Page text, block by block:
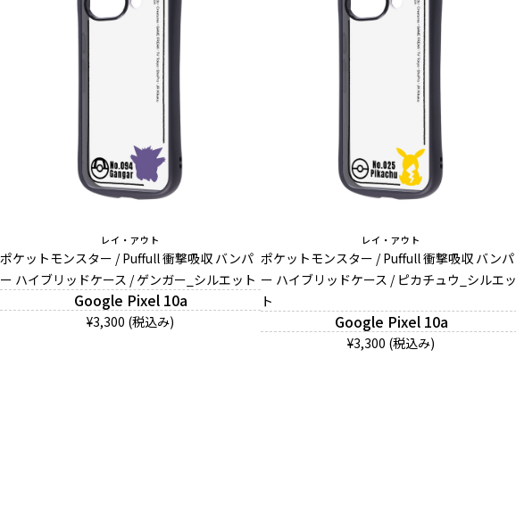
レイ・アウト
ポケットモンスター / Puffull 衝撃吸収 バンパ
ー ハイブリッドケース / ゲンガー_シルエット
Google Pixel 10a
¥3,300 (税込み)
レイ・アウト
ポケットモンスター / Puffull 衝撃吸収 バンパ
ー ハイブリッドケース / ピカチュウ_シルエッ
ト
Google Pixel 10a
¥3,300 (税込み)